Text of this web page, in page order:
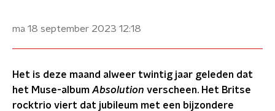
ma 18 september 2023 12:18
Het is deze maand alweer twintig jaar geleden dat
het Muse-album Absolution verscheen. Het Britse
rocktrio viert dat jubileum met een bijzondere